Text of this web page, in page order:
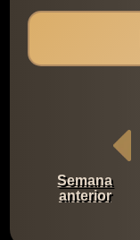
Semana
anterior